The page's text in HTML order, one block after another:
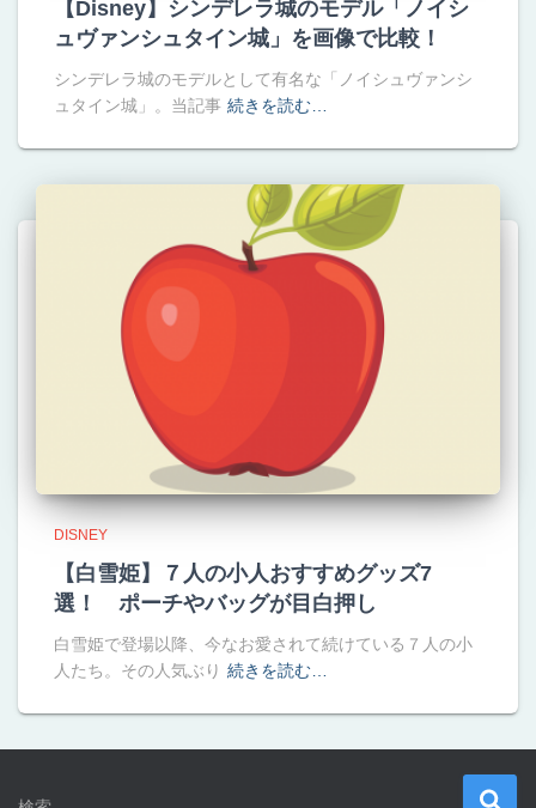
【Disney】シンデレラ城のモデル「ノイシ
ュヴァンシュタイン城」を画像で比較！
シンデレラ城のモデルとして有名な「ノイシュヴァンシ
ュタイン城」。当記事 続きを読む…
DISNEY
【白雪姫】７人の小人おすすめグッズ7
選！ ポーチやバッグが目白押し
白雪姫で登場以降、今なお愛されて続けている７人の小
人たち。その人気ぶり 続きを読む…
検